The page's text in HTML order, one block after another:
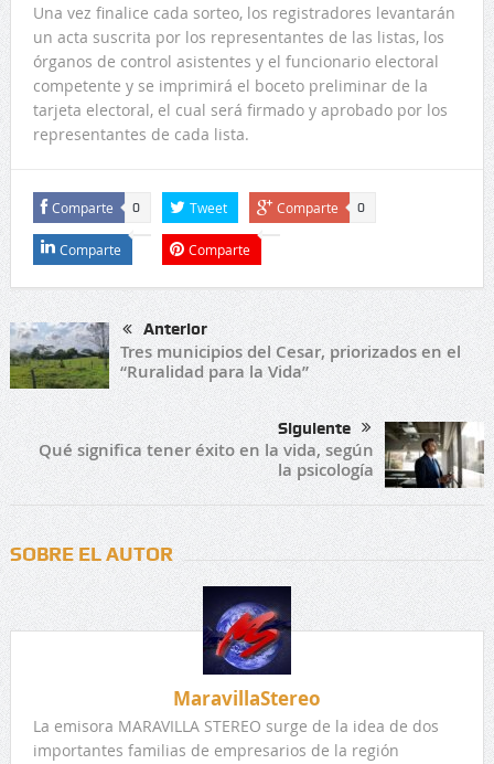
Una vez finalice cada sorteo, los registradores levantarán
un acta suscrita por los representantes de las listas, los
órganos de control asistentes y el funcionario electoral
competente y se imprimirá el boceto preliminar de la
tarjeta electoral, el cual será firmado y aprobado por los
representantes de cada lista.
Comparte 0 Tweet Comparte 0
Comparte Comparte
Anterior
Tres municipios del Cesar, priorizados en el
“Ruralidad para la Vida”
Siguiente
Qué significa tener éxito en la vida, según
la psicología
SOBRE EL AUTOR
MaravillaStereo
La emisora MARAVILLA STEREO surge de la idea de dos
importantes familias de empresarios de la región